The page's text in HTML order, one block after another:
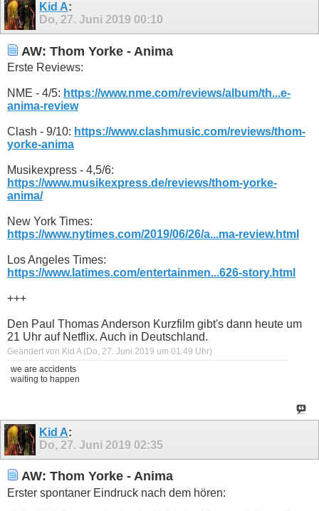
Kid A:
Do, 27. Juni 2019 00:10
AW: Thom Yorke - Anima
Erste Reviews:
NME - 4/5: https://www.nme.com/reviews/album/th...e-
anima-review
Clash - 9/10: https://www.clashmusic.com/reviews/thom-
yorke-anima
Musikexpress - 4,5/6:
https://www.musikexpress.de/reviews/thom-yorke-
anima/
New York Times:
https://www.nytimes.com/2019/06/26/a...ma-review.html
Los Angeles Times:
https://www.latimes.com/entertainmen...626-story.html
+++
Den Paul Thomas Anderson Kurzfilm gibt's dann heute um
21 Uhr auf Netflix. Auch in Deutschland.
Geändert von Kid A (Do, 27. Juni 2019 um 01:49 Uhr)
we are accidents
waiting to happen
Kid A:
Do, 27. Juni 2019 02:35
AW: Thom Yorke - Anima
Erster spontaner Eindruck nach dem hören: